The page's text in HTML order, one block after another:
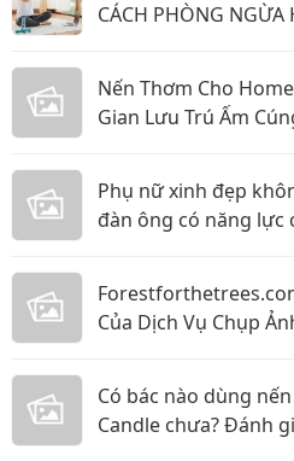
CÁCH PHÒNG NGỪA
Nến Thơm Cho
Gian Lưu Trú Ấm
Phụ nữ xinh đẹp
đàn ông có năng
Của Dịch Vụ Chụp
Có bác nào dùng
Candle chưa? Đánh